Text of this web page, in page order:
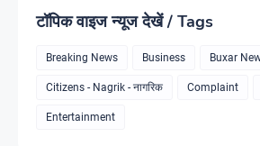
टॉपिक वाइज न्यूज देखें / Tags
Breaking News Business Buxar
Citizens - Nagrik - नागरिक Complaint
Entertainment